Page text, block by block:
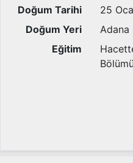
Doğum Tarihi
25
Doğum Yeri
Adana
Eğitim